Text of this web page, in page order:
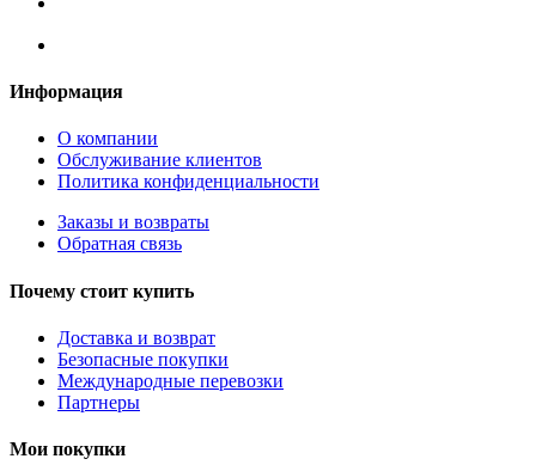
Информация
О компании
Обслуживание клиентов
Политика конфиденциальности
Заказы и возвраты
Обратная связь
Почему стоит купить
Доставка и возврат
Безопасные покупки
Международные перевозки
Партнеры
Мои покупки